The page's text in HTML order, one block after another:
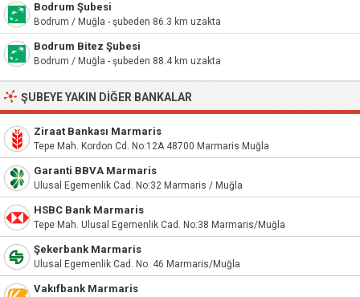
Bodrum Şubesi
Bodrum / Muğla - şubeden 86.3 km uzakta
Bodrum Bitez Şubesi
Bodrum / Muğla - şubeden 88.4 km uzakta
ŞUBEYE YAKIN DIĞER BANKALAR
Ziraat Bankası Marmaris
Tepe Mah. Kordon Cd. No:12A 48700 Marmaris Muğla
Garanti BBVA Marmaris
Ulusal Egemenlik Cad. No:32 Marmaris / Muğla
HSBC Bank Marmaris
Tepe Mah. Ulusal Egemenlik Cad. No:38 Marmaris/Muğla
Şekerbank Marmaris
Ulusal Egemenlik Cad. No. 46 Marmaris/Muğla
Vakıfbank Marmaris